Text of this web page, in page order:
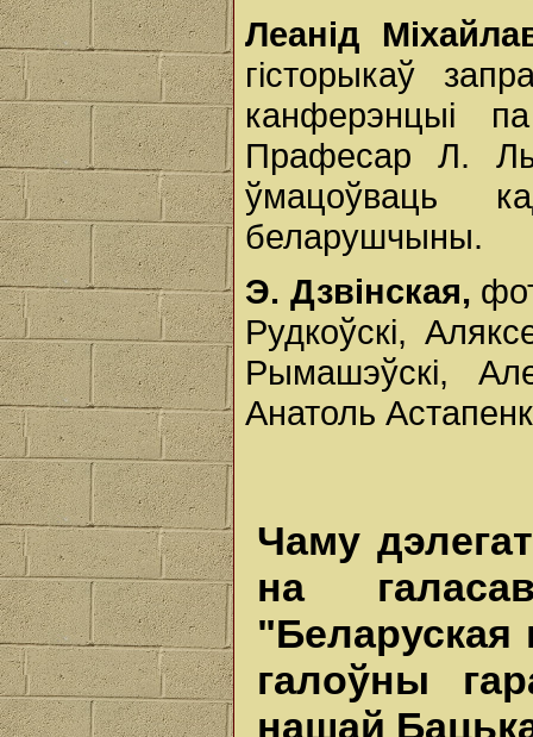
Леанід
гісторыкаў
канферэнцыі
Прафесар Л.
ўмацоўваць
беларушчыны.
Э. Дзвінская,
Рудкоўскі,
Рымашэўскі,
Анатоль
Чаму
на
"Беларуская
галоўны
нашай